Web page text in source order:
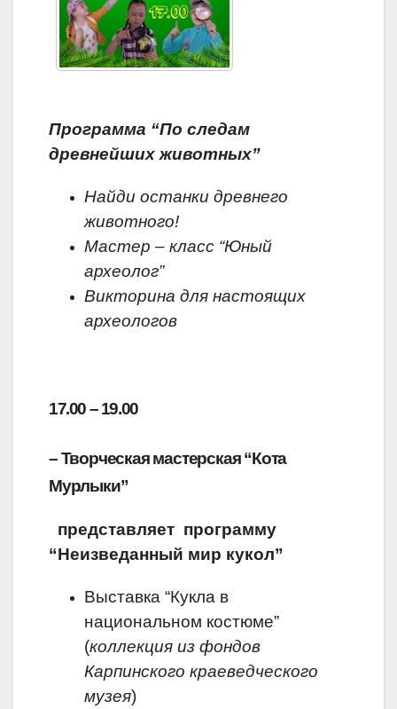
Программа “По следам
древнейших животных”
Найди останки древнего
животного!
Мастер – класс “Юный
археолог”
Викторина для настоящих
археологов
17.00 – 19.00
– Творческая мастерская “Кота
Мурлыки”
представляет программу
“Неизведанный мир кукол”
Выставка “Кукла в
национальном костюме”
(коллекция из фондов
Карпинского краеведческого
музея)